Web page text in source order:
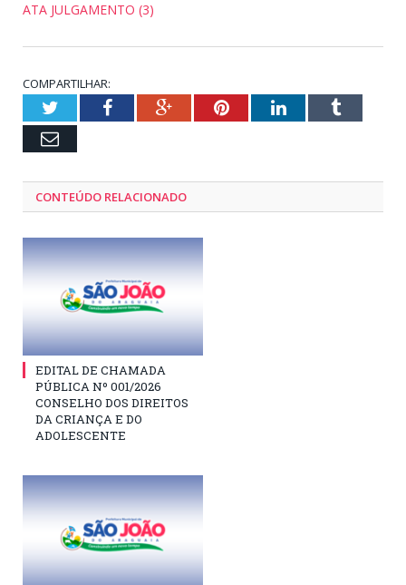
ATA JULGAMENTO (3)
COMPARTILHAR:
TwitterFacebookGoogle+PinterestLinkedInTumblr
Email
CONTEÚDO RELACIONADO
EDITAL DE CHAMADA
PÚBLICA Nº 001/2026
CONSELHO DOS DIREITOS
DA CRIANÇA E DO
ADOLESCENTE